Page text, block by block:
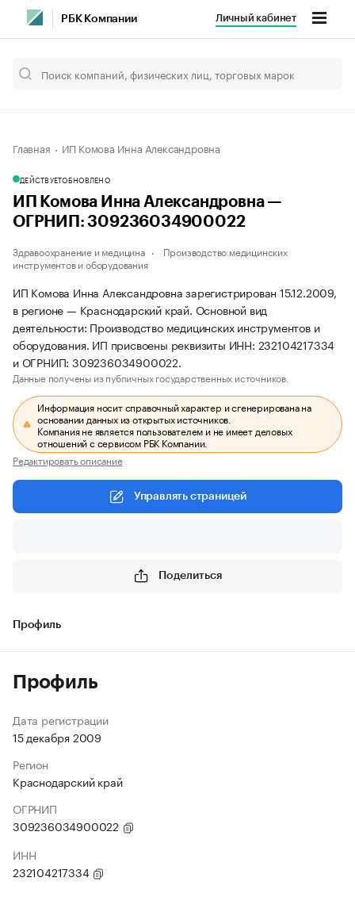
РБК Компании Личный кабинет
Главная ИП Комова Инна Александровна
ДЕЙСТВУЕТОБНОВЛЕНО
ИП Комова Инна Александровна —
ОГРНИП: 309236034900022
Здравоохранение и медицина
Производство медицинских
инструментов и оборудования
ИП Комова Инна Александровна зарегистрирован 15.12.2009,
в регионе — Краснодарский край. Основной вид
деятельности: Производство медицинских инструментов и
оборудования. ИП присвоены реквизиты ИНН: 232104217334
и ОГРНИП: 309236034900022.
Данные получены из публичных государственных источников.
Информация носит справочный характер и сгенерирована на
основании данных из открытых источников.
Компания не является пользователем и не имеет деловых
отношений с сервисом РБК Компании.
Редактировать описание
Управлять страницей
Поделиться
Профиль
Профиль
Дата регистрации
15 декабря 2009
Регион
Краснодарский край
ОГРНИП
309236034900022
ИНН
232104217334